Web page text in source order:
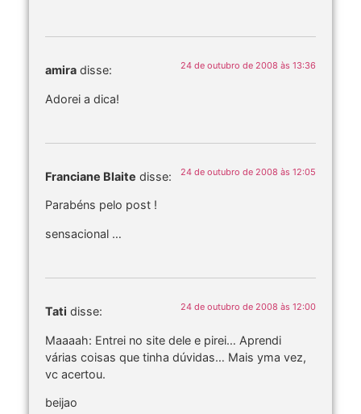
amira disse: 24 de outubro de 2008 às 13:36
Adorei a dica!
Franciane Blaite disse: 24 de outubro de 2008 às 12:05
Parabéns pelo post !
sensacional …
Tati disse: 24 de outubro de 2008 às 12:00
Maaaah: Entrei no site dele e pirei… Aprendi
várias coisas que tinha dúvidas… Mais yma vez,
vc acertou.
beijao